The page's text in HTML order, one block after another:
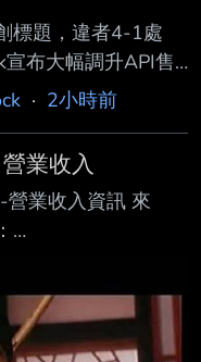
標題，違者4-1處
布大幅調升API售
原文連結： 網址
id/6562114 發布
聞 2026-08-06
文內容： 曾以「破
宣 布將調升其 API
· 2小時前
業收入
業收入資訊 來
安 公司提供 民國
元 項目 營業收入淨
增減金額 121 增減